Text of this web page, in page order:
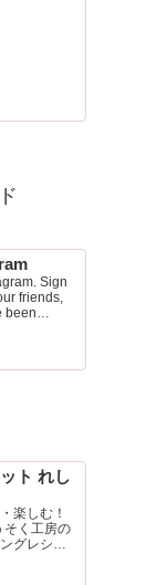
Sign
friends,
been
ト れし
楽しむ！
そく工房の
グレシピ